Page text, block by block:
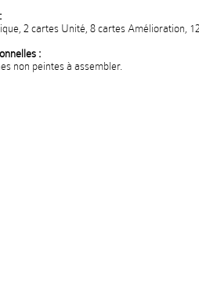
2 cartes Unité, 8 cartes Amélioration,
:
non peintes à assembler.